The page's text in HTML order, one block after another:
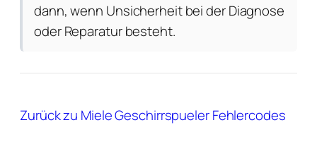
dann, wenn Unsicherheit bei der Diagnose
oder Reparatur besteht.
Zurück zu Miele Geschirrspueler Fehlercodes